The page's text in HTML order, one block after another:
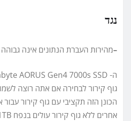
נגד
–מהירות העברת הנתונים אינה
גוף קירור לבחירה אם אתה רוצה
הכונן הזה תקציבי עם גוף קירור